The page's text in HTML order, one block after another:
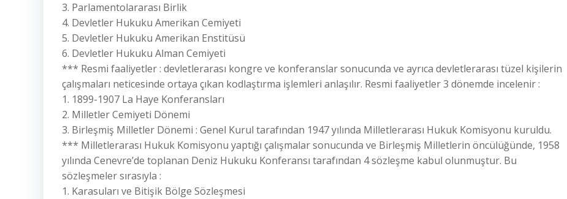
3. Parlamentolararası Birlik
4. Devletler Hukuku Amerikan Cemiyeti
5. Devletler Hukuku Amerikan Enstitüsü
6. Devletler Hukuku Alman Cemiyeti
*** Resmi faaliyetler : devletlerarası kongre ve konferanslar sonucunda ve ayrıca devletlerarası tüzel kişilerin
çalışmaları neticesinde ortaya çıkan kodlaştırma işlemleri anlaşılır. Resmi faaliyetler 3 dönemde incelenir :
1. 1899-1907 La Haye Konferansları
2. Milletler Cemiyeti Dönemi
3. Birleşmiş Milletler Dönemi : Genel Kurul tarafından 1947 yılında Milletlerarası Hukuk Komisyonu kuruldu.
*** Milletlerarası Hukuk Komisyonu yaptığı çalışmalar sonucunda ve Birleşmiş Milletlerin öncülüğünde, 1958
yılında Cenevre’de toplanan Deniz Hukuku Konferansı tarafından 4 sözleşme kabul olunmuştur. Bu
sözleşmeler sırasıyla :
1. Karasuları ve Bitişik Bölge Sözleşmesi